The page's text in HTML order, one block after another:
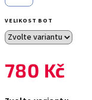
VELIKOST BOT
780 Kč